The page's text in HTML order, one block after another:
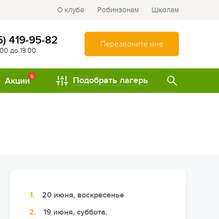
О клубе Робинзонам Школам
419-95-82
до 19:00
Перезвоните мне
развивающие лагеря
Походы и путешествия
Акции6 Подобрать лагерь
20 июня, воскресенье
19 июня, суббота.